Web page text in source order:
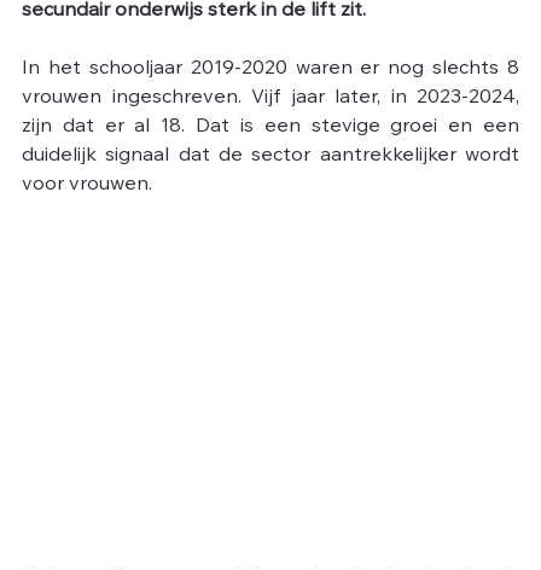
secundair onderwijs sterk in de lift zit.
In het schooljaar 2019-2020 waren er nog slechts 8
vrouwen ingeschreven. Vijf jaar later, in 2023-2024,
zijn dat er al 18. Dat is een stevige groei en een
duidelijk signaal dat de sector aantrekkelijker wordt
voor vrouwen.